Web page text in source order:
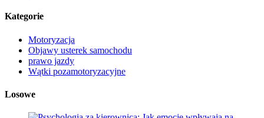
Kategorie
Motoryzacja
Objawy usterek samochodu
prawo jazdy
Wątki pozamotoryzacyjne
Losowe